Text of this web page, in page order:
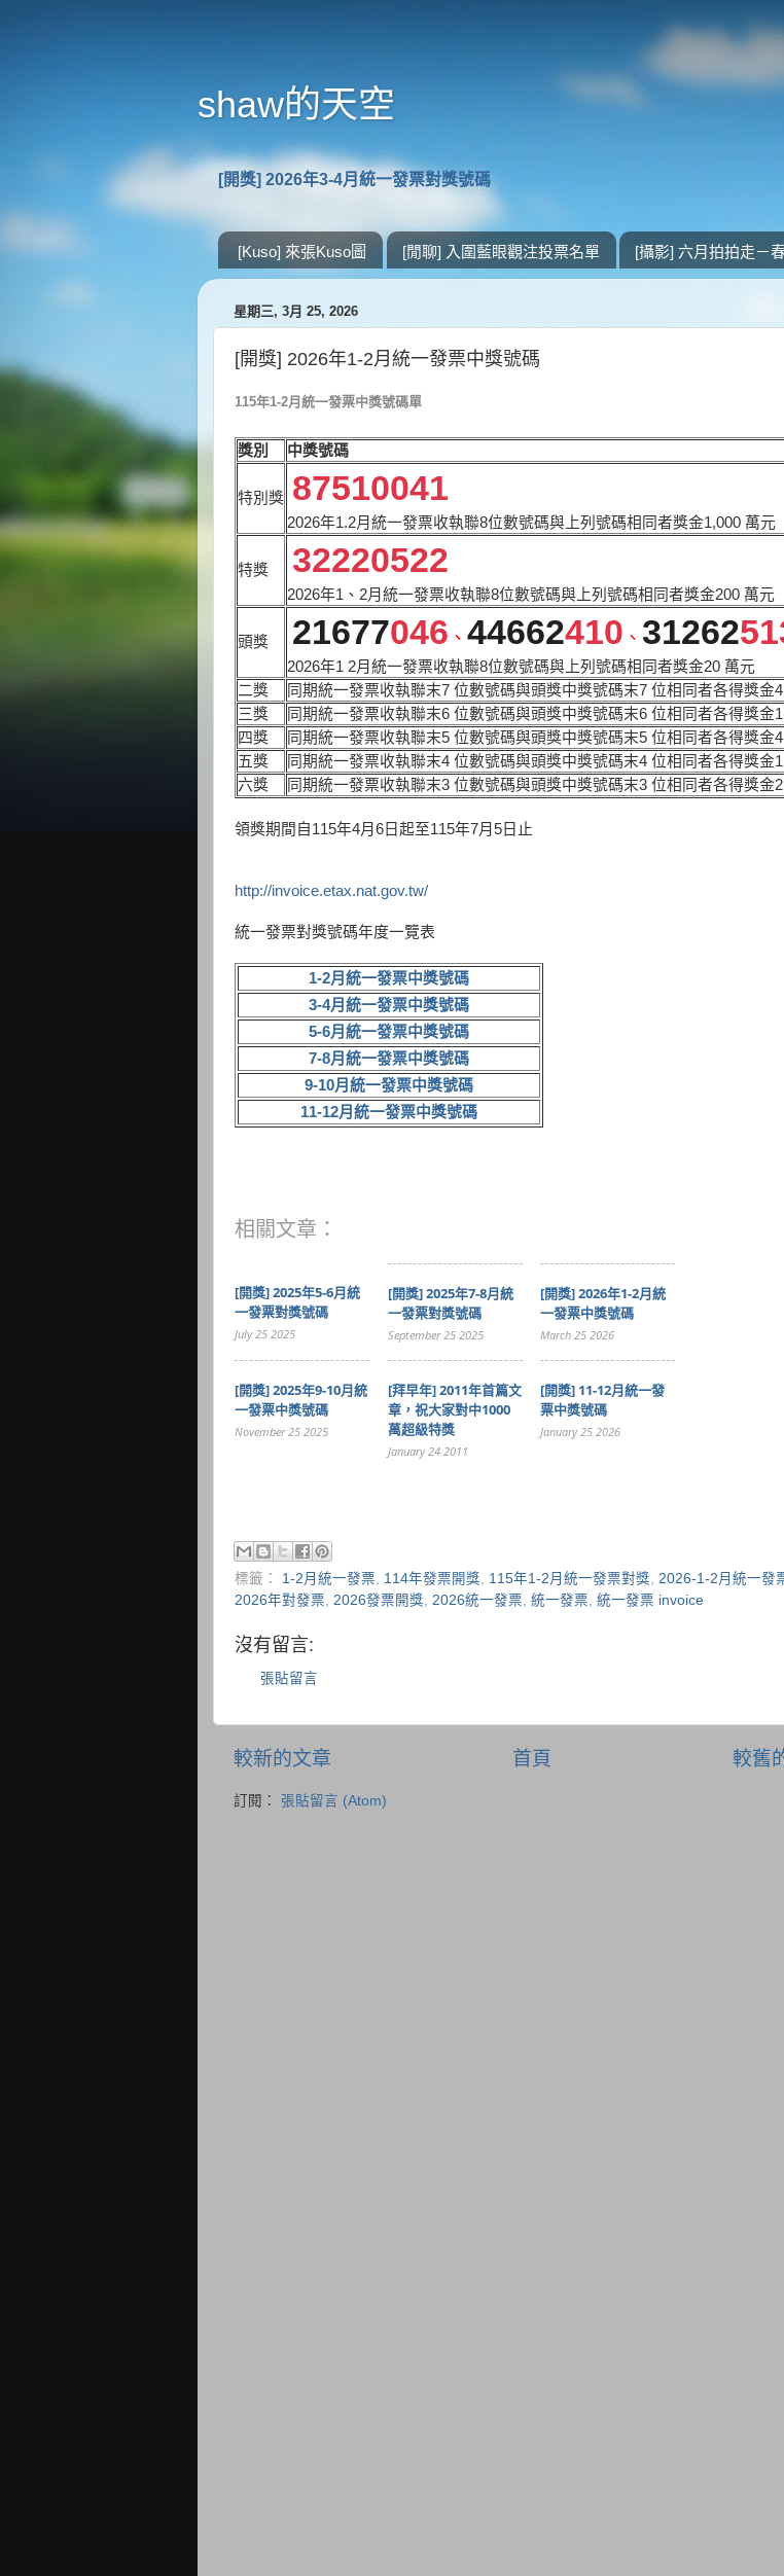
shaw的天空
[開獎] 2026年3-4月統一發票對獎號碼
[Kuso] 來張Kuso圖 [閒聊] 入圍藍眼觀注投票名單 [攝影] 六月拍拍走－
星期三, 3月 25, 2026
[開獎] 2026年1-2月統一發票中獎號碼
115年1-2月統一發票中獎號碼單
獎別 中獎號碼
特別獎 87510041
2026年1.2月統一發票收執聯8位數號碼與上列號碼相同者獎金1,000 萬元
特獎 32220522
2026年1、2月統一發票收執聯8位數號碼與上列號碼相同者獎金200 萬元
頭獎 21677046 、 44662410 、 31262
2026年1 2月統一發票收執聯8位數號碼與上列號碼相同者獎金20 萬元
二獎
同期統一發票收執聯末7 位數號碼與頭獎中獎號碼末7 位相同者各得獎金
三獎
同期統一發票收執聯末6 位數號碼與頭獎中獎號碼末6 位相同者各得獎金
四獎
同期統一發票收執聯末5 位數號碼與頭獎中獎號碼末5 位相同者各得獎金
五獎
同期統一發票收執聯末4 位數號碼與頭獎中獎號碼末4 位相同者各得獎金
六獎
同期統一發票收執聯末3 位數號碼與頭獎中獎號碼末3 位相同者各得獎金
領獎期間自115年4月6日起至115年7月5日止
http://invoice.etax.nat.gov.tw/
統一發票對獎號碼年度一覽表
1-2月統一發票中獎號碼
3-4月統一發票中獎號碼
5-6月統一發票中獎號碼
7-8月統一發票中獎號碼
9-10月統一發票中獎號碼
11-12月統一發票中獎號碼
相關文章：
[開獎] 2025年5-6月統
一發票對獎號碼
July 25 2025
[開獎] 2025年7-8月統
一發票對獎號碼
September 25 2025
[開獎] 2026年1-2月統
一發票中獎號碼
March 25 2026
[開獎] 2025年9-10月統
一發票中獎號碼
November 25 2025
[拜早年] 2011年首篇文
章，祝大家對中1000
萬超級特獎
January 24 2011
[開獎] 11-12月統一發
票中獎號碼
January 25 2026
標籤： 1-2月統一發票 114年發票開獎 115年1-2月統一發票對獎 2026-1-2月統一發
2026年對發票
2026發票開獎 2026統一發票 統一發票 統一發票 invoice
沒有留言:
張貼留言
較新的文章 較舊
首頁
訂閱： 張貼留言 (Atom)